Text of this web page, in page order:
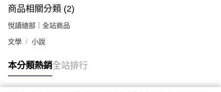
商品相關分類 (2)
悅讀總部｜全站商品
文學 小說
本分類熱銷全站排行